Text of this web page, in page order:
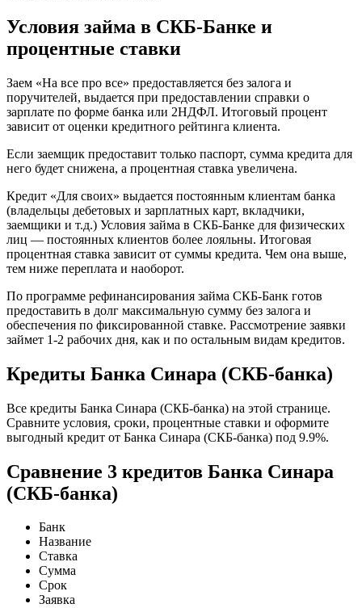
Условия займа в СКБ-Банке и
процентные ставки
Заем «На все про все» предоставляется без залога и
поручителей, выдается при предоставлении справки о
зарплате по форме банка или 2НДФЛ. Итоговый процент
зависит от оценки кредитного рейтинга клиента.
Если заемщик предоставит только паспорт, сумма кредита для
него будет снижена, а процентная ставка увеличена.
Кредит «Для своих» выдается постоянным клиентам банка
(владельцы дебетовых и зарплатных карт, вкладчики,
заемщики и т.д.) Условия займа в СКБ-Банке для физических
лиц — постоянных клиентов более лояльны. Итоговая
процентная ставка зависит от суммы кредита. Чем она выше,
тем ниже переплата и наоборот.
По программе рефинансирования займа СКБ-Банк готов
предоставить в долг максимальную сумму без залога и
обеспечения по фиксированной ставке. Рассмотрение заявки
займет 1-2 рабочих дня, как и по остальным видам кредитов.
Кредиты Банка Синара (СКБ-банка)
Все кредиты Банка Синара (СКБ-банка) на этой странице.
Сравните условия, сроки, процентные ставки и оформите
выгодный кредит от Банка Синара (СКБ-банка) под 9.9%.
Сравнение 3 кредитов Банка Синара
(СКБ-банка)
Банк
Название
Ставка
Сумма
Срок
Заявка